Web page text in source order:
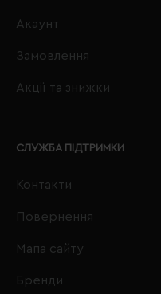
Акаунт
Замовлення
Акції та знижки
СЛУЖБА ПІДТРИМКИ
Контакти
Повернення
Мапа сайту
Бренди